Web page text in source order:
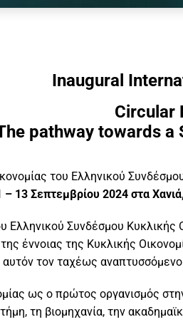
Inaugural
Circular
pathway towards a
του Ελληνικού
– 13 Σεπτεμβρίου 2024 στα
Ελληνικού Συνδέσμου
έννοιας της Κυκλικής
τον ταχέως
ως ο πρώτος οργανισμός
τη βιομηχανία, την